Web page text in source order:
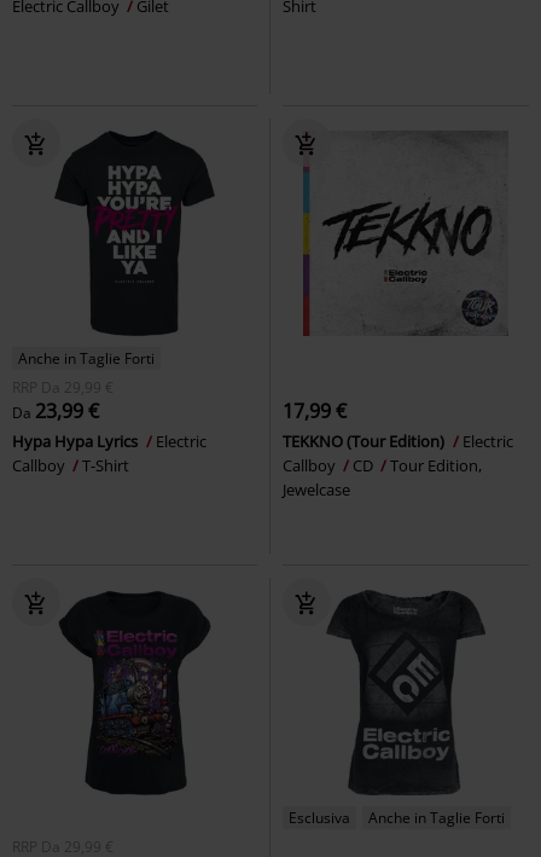
Electric Callboy
Gilet
Shirt
Anche in Taglie Forti
RRP
Da 29,99 €
Da 23,99 €
Hypa Hypa Lyrics
Electric
Callboy
T-Shirt
17,99 €
TEKKNO (Tour Edition)
Electric
Callboy
CD
Tour Edition,
Jewelcase
RRP Da 29,99 €
Esclusiva Anche in Taglie Forti